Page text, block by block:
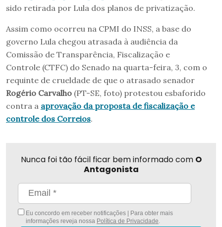
sido retirada por Lula dos planos de privatização.
Assim como ocorreu na CPMI do INSS, a base do
governo Lula chegou atrasada à audiência da
Comissão de Transparência, Fiscalização e
Controle (CTFC) do Senado na quarta-feira, 3, com o
requinte de crueldade de que o atrasado senador
Rogério Carvalho (PT-SE, foto) protestou esbaforido
contra a aprovação da proposta de fiscalização e
controle dos Correios.
Nunca foi tão fácil ficar bem informado com O
Antagonista
Eu concordo em receber notificações | Para obter mais
informações reveja nossa Política de Privacidade